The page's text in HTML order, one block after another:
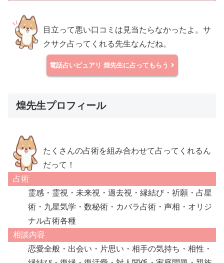
目立って悪い口コミは見当たらなかったよ。サ
クサク占ってくれる先生なんだね。
電話占いピュアリ 煌先生に占ってもらう
煌先生プロフィール
たくさんの占術を組み合わせて占ってくれるん
だって！
占術
霊感・霊視・未来視・過去視・縁結び・祈願・占星
術・九星気学・数秘術・カバラ占術・声相・オリジ
ナル占術各種
相談内容
恋愛全般・出会い・片思い・相手の気持ち・相性・